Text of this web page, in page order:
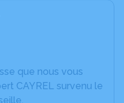
que nous vous
CAYREL survenu le